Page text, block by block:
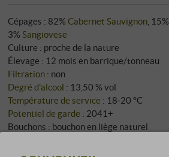
Cépages : 82%Cabernet Sauvignon , 15%
3%Sangiovese
Culture : proche de la nature
Élevage : 12 mois en barrique/tonneau
Filtration : non
Degré d'alcool : 13,50 % vol
Température de service : 18‑20 °C
Potentiel de garde : 2041+
Bouchons : bouchon en liège naturel